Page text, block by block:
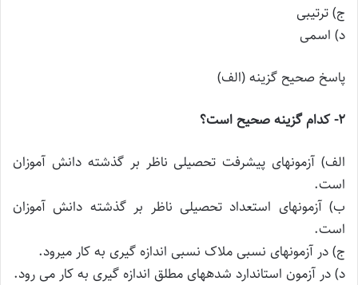
ج) ترتیبی
د) اسمی
پاسخ صحیح گزینه (الف)
۲- کدام گزینه صحیح است؟
الف) آزمونهای پیشرفت تحصیلی ناظر بر گذشته دانش آموزان
است.
ب) آزمونهای استعداد تحصیلی ناظر بر گذشته دانش آموزان
است.
ج) در آزمونهای نسبی ملاک نسبی اندازه گیری به کار میرود.
د) در آزمون استاندارد شدههای مطلق اندازه گیری به کار می رود.